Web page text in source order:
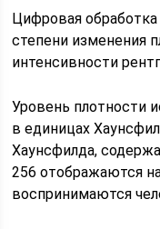
Цифровая
степени изменения
интенсивности
Уровень плотности
в единицах
Хаунсфилда,
256 отображаются
воспринимаются